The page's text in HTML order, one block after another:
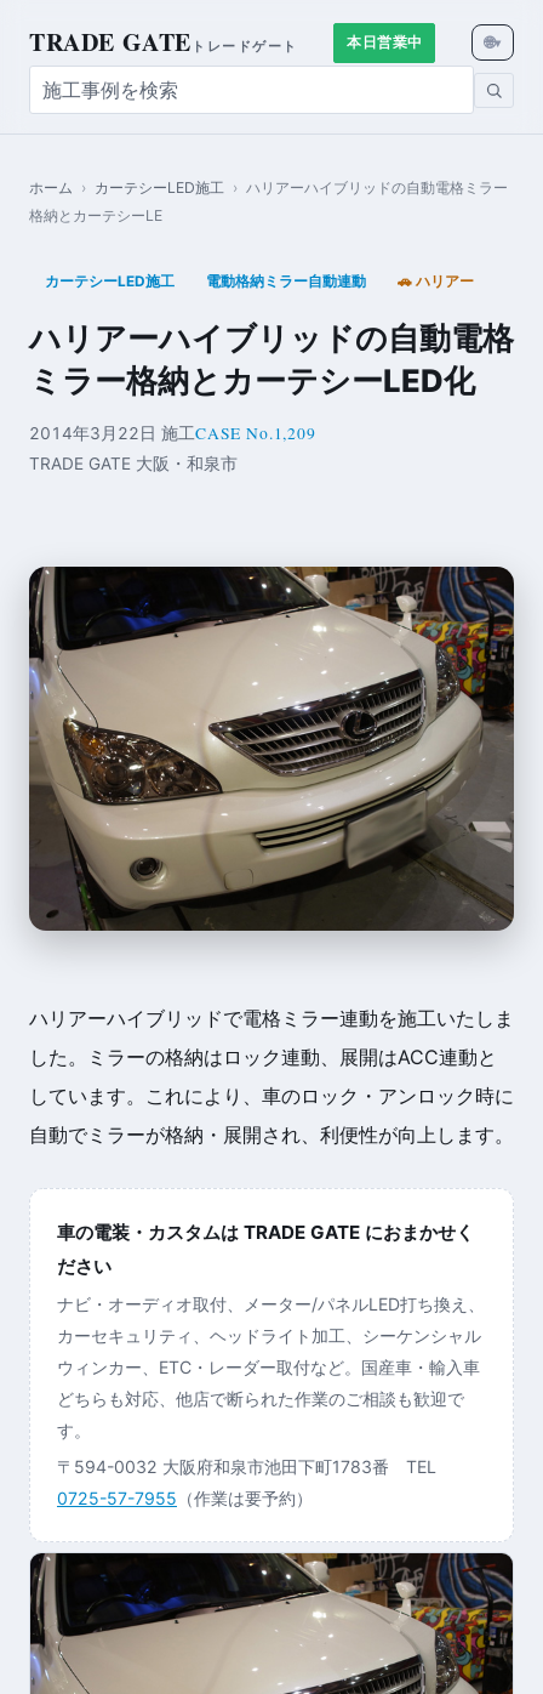
TRADE GATE トレードゲート 本日営業中 🌐▾
ホーム › カーテシーLED施工 › ハリアーハイブリッドの自動電格ミラー
格納とカーテシーLE
カーテシーLED施工 電動格納ミラー自動連動 🚗 ハリアー
ハリアーハイブリッドの自動電格
ミラー格納とカーテシーLED化
2014年3月22日 施工CASE No.1,209
TRADE GATE 大阪・和泉市
ハリアーハイブリッドで電格ミラー連動を施工いたしま
した。ミラーの格納はロック連動、展開はACC連動と
しています。これにより、車のロック・アンロック時に
自動でミラーが格納・展開され、利便性が向上します。
車の電装・カスタムは TRADE GATE におまかせく
ださい
ナビ・オーディオ取付、メーター/パネルLED打ち換え、
カーセキュリティ、ヘッドライト加工、シーケンシャル
ウィンカー、ETC・レーダー取付など。国産車・輸入車
どちらも対応、他店で断られた作業のご相談も歓迎で
す。
〒594-0032 大阪府和泉市池田下町1783番 TEL
0725-57-7955 （作業は要予約）